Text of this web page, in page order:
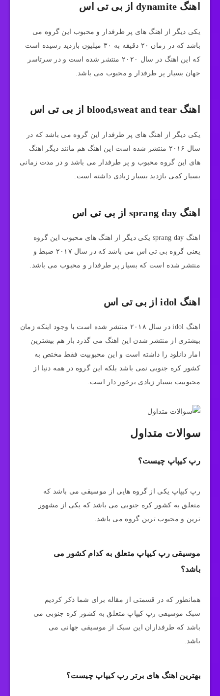
اهنگ dynamite از بی تی اس
یکی دیگر از اهنگ های پر طرفدار و محبوب این گروه می
باشد که در زمان ۲۰ دقیقه به ۳۰ میلیون بازدید رسیده است
که این اهنگ در سال ۲۰۲۰ منتشر شده است و در سرتاسر
جهان بسیار پر طرفدار و محبوب می باشد.
اهنگ blood,sweat and tear از بی تی اس
یکی دیگر از اهنگ های پر طرفدار این گروه می باشد که در
سال ۲۰۱۶ منتشر شده است این اهنگ هم مانند دیگر اهنگ
های این گروه محبوب و پر طرفدار می باشد و در مدت زمانی
بسیار کمی بازدید بسیار زیادی داشته است.
اهنگ sprang day از بی تی اس
اهنگ sprang day یکی دیگر از اهنگ های محبوب این گروه
یعنی گروه بی تی اس می باشد که در سال ۲۰۱۷ ضبط و
منتشر شده است که بسیار پر طرفدار و محبوب می باشد.
اهنگ idol از بی تی اس
اهنگ idol در سال ۲۰۱۸ منتشر شده است با وجود اینکه زمان
بیشتری از منتشر شدن این اهنگ می گذرد باز هم بیشترین
امار دانلود را داشته است و این محبوبیت فقط مختص به
کشور کره جنوبی نمی باشد بلکه این گروه در همه دنیا از
محبوبیت بسیار زیادی برخور دار است.
سوالات متداول
رپ کیپاپ چیست؟
رپ کیپاپ یکی از گروه هایی از موسیقی می باشد که
متعلق به کشور کره جنوبی می باشد که یکی از مشهور
ترین و محبوب ترین گروه می باشد.
موسیقی رپ کیپاپ متعلق به کدام کشور می
باشد؟
همانطور که در قسمتی از مقاله برای شما ذکر کردیم
سبک موسیقی رپ کیپاپ متعلق به کشور کره جنوبی می
باشد که طرفداران این سبک از موسیقی جهانی می
باشد.
بهترین اهنگ های برتر رپ کیپاپ چیست؟